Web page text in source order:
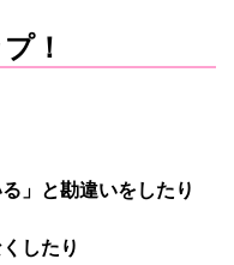
！
」と勘違いをしたり
したり